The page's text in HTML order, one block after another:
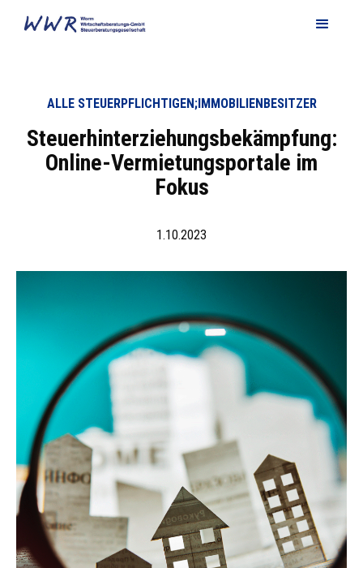
ALLE STEUERPFLICHTIGEN;IMMOBILIENBESITZER
Steuerhinterziehungsbekämpfung:
Online-Vermietungsportale im
Fokus
1.10.2023